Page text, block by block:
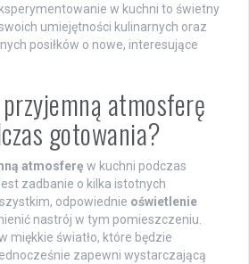
w kuchni to świetny
umiejętności kulinarnych oraz
posiłków o nowe, interesujące
atmosferę
gotowania?
atmosferę w kuchni podczas
zadbanie o kilka istotnych
odpowiednie oświetlenie
nastrój w tym pomieszczeniu.
miękkie światło, które będzie
zapewni wystarczającą